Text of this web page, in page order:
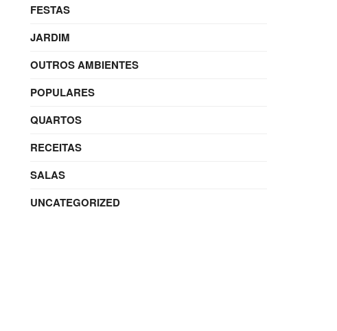
FESTAS
JARDIM
OUTROS AMBIENTES
POPULARES
QUARTOS
RECEITAS
SALAS
UNCATEGORIZED